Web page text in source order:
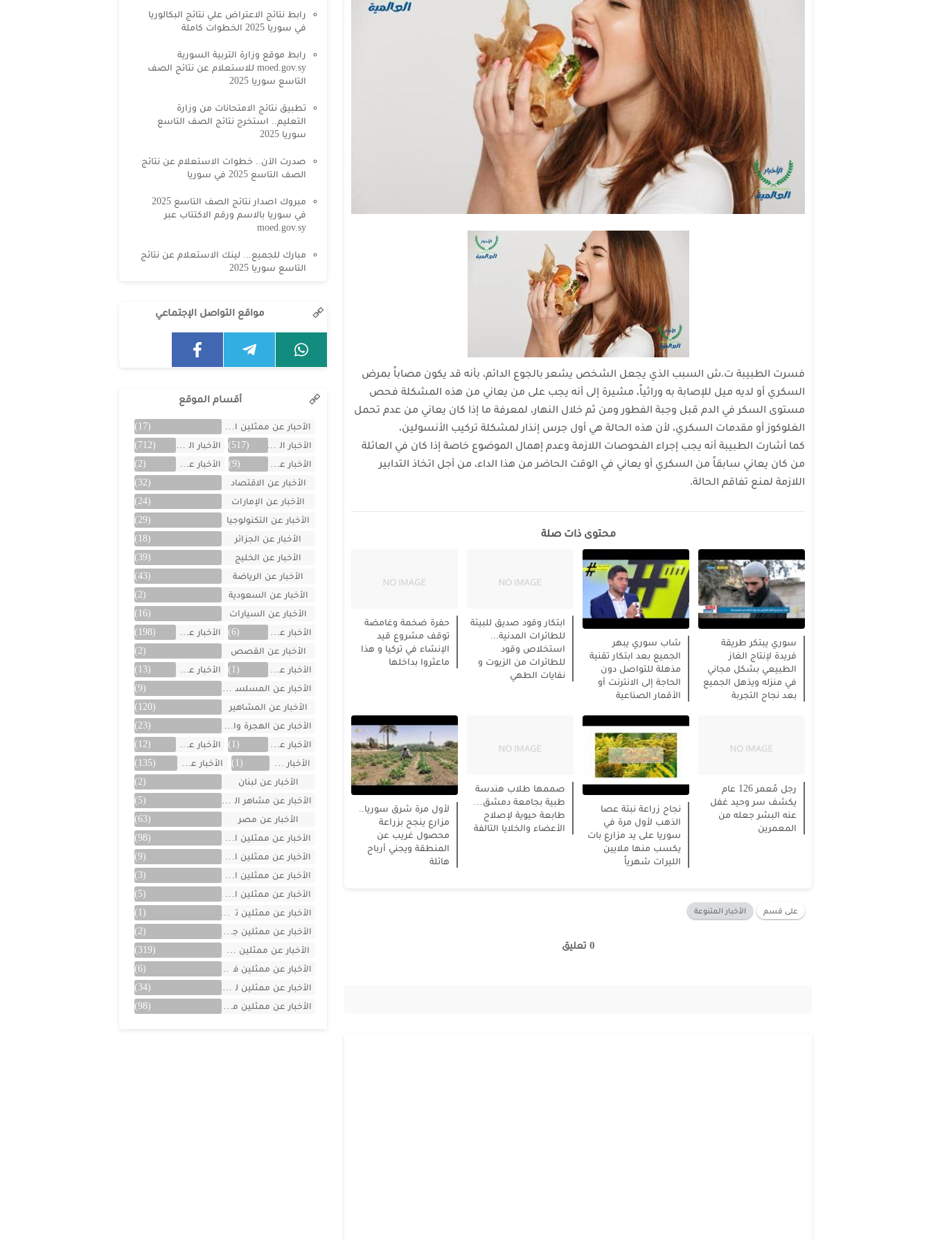
فسرت الطبيبة ت.ش السبب الذي يجعل الشخص يشعر بالجوع الدائم، بأنه قد يكون مصاباً بمرض
السكري أو لديه ميل للإصابة به وراثياً، مشيرة إلى أنه يجب على من يعاني من هذه المشكلة فحص
مستوى السكر في الدم قبل وجبة الفطور ومن ثم خلال النهار، لمعرفة ما إذا كان يعاني من عدم تحمل
الغلوكوز أو مقدمات السكري، لأن هذه الحالة هي أول جرس إنذار لمشكلة تركيب الأنسولين،
كما أشارت الطبيبة أنه يجب إجراء الفحوصات اللازمة وعدم إهمال الموضوع خاصة إذا كان في العائلة
من كان يعاني سابقاً من السكري أو يعاني في الوقت الحاضر من هذا الداء، من أجل اتخاذ التدابير
اللازمة لمنع تفاقم الحالة.
محتوى ذات صلة
سوري يبتكر طريقة
فريدة لإنتاج الغاز
الطبيعي بشكل مجاني
في منزله ويذهل الجميع
بعد نجاح التجربة
شاب سوري يبهر
الجميع بعد ابتكار تقنية
مذهلة للتواصل دون
الحاجة إلى الانترنت أو
الأقمار الصناعية
ابتكار وقود صديق للبيئة
للطائرات المدنية...
استخلاص وقود
للطائرات من الزيوت و
نفايات الطهي
حفرة ضخمة وغامضة
توقف مشروع قيد
الإنشاء في تركيا و هذا
ماعثروا بداخلها
رجل مُعمر 126 عام
يكشف سر وحيد غفل
عنه البشر جعله من
المعمرين
نجاح زراعة نبتة عصا
الذهب لأول مرة في
سوريا على يد مزارع بات
يكسب منها ملايين
الليرات شهرياً
صممها طلاب هندسة
طبية بجامعة دمشق…
طابعة حيوية لإصلاح
الأعضاء والخلايا التالفة
لأول مرة شرق سوريا..
مزارع ينجح بزراعة
محصول غريب عن
المنطقة ويجني أرباح
هائلة
على قسم الأخبار المتنوعة
0 تعليق
رابط نتائج الاعتراض علي نتائج البكالوريا
في سوريا 2025 الخطوات كاملة
رابط موقع وزارة التربية السورية
moed.gov.sy للاستعلام عن نتائج الصف
التاسع سوريا 2025
تطبيق نتائج الامتحانات من وزارة
التعليم.. استخرج نتائج الصف التاسع
سوريا 2025
صدرت الآن.. خطوات الاستعلام عن نتائج
الصف التاسع 2025 في سوريا
مبروك اصدار نتائج الصف التاسع 2025
في سوريا بالاسم ورقم الاكتتاب عبر
moed.gov.sy
مبارك للجميع... لينك الاستعلام عن نتائج
التاسع سوريا 2025
مواقع التواصل الإجتماعي
أقسام الموقع
الأحبار عن ممثلين الخليج
(17)
الأخبار العالمية
(517) الأخبار المتنوعة
(712)
الأخبار عن الأردن
(9) الأخبار عن الأفلام
(2)
الأخبار عن الاقتصاد
(32)
الأخبار عن الإمارات
(24)
الأخبار عن التكنولوجيا
(29)
الأخبار عن الجزائر
(18)
الأخبار عن الخليج
(39)
الأخبار عن الرياضة
(43)
الأخبار عن السعودية
(2)
الأخبار عن السيارات
(16)
الأخبار عن العراق
(6) الأخبار عن الفن
(198)
الأخبار عن القصص
(2)
الأخبار عن الكويت
(1) الأخبار عن ألمانيا
(13)
الأخبار عن المسلسلات
(9)
الأخبار عن المشاهير
(120)
الأخبار عن الهجرة والسفر
(23)
الأخبار عن اليمن
(1) الأخبار عن تركية
(12)
الأخبار عن تونس
(1) الأخبار عن سوريا
(135)
الأخبار عن لبنان
(2)
الأخبار عن مشاهر الهند
(5)
الأخبار عن مصر
(63)
الأخبار عن ممثلين اتراك
(98)
الأخبار عن ممثلين الأجانب
(9)
الأخبار عن ممثلين الأردن
(3)
الأخبار عن ممثلين المغرب
(5)
الأخبار عن ممثلين تونس
(1)
الأخبار عن ممثلين جزائريين
(2)
الأخبار عن ممثلين سوريين
(319)
الأخبار عن ممثلين فلسطينين
(6)
الأخبار عن ممثلين لبنان
(34)
الأخبار عن ممثلين مصريين
(98)